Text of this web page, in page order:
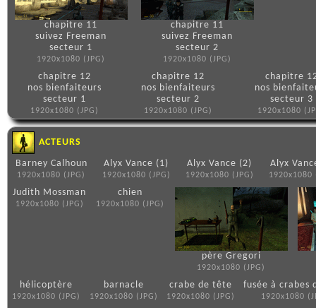
chapitre 11
suivez Freeman
secteur 1
1920x1080 (JPG)
chapitre 11
suivez Freeman
secteur 2
1920x1080 (JPG)
chapitre 12
nos bienfaiteurs
secteur 1
1920x1080 (JPG)
chapitre 12
nos bienfaiteurs
secteur 2
1920x1080 (JPG)
chapitre
nos
secteur 3
1920x1080
ACTEURS
Barney Calhoun
1920x1080 (JPG)
Alyx Vance (1)
1920x1080 (JPG)
Alyx Vance (2)
1920x1080 (JPG)
Alyx
1920x1080
Judith Mossman
1920x1080 (JPG)
chien
1920x1080 (JPG)
père Gregori
1920x1080 (JPG)
hélicoptère
1920x1080 (JPG)
barnacle
1920x1080 (JPG)
crabe de tête
1920x1080 (JPG)
fusée à crabes
1920x1080